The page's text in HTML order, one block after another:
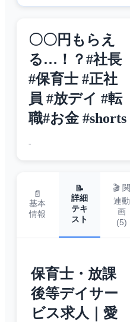
〇〇円もらえ
る…！？#社長
#保育士 #正社
員 #放デイ #転
職#お金 #shorts
-
📄
基本
情報
📝
詳細
テキ
スト
🎬 関
連動
画
(5)
保育士・放課
後等デイサー
ビス求人｜愛